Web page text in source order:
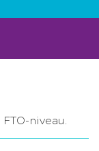
niveau.